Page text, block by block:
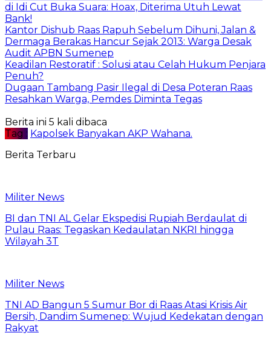
di Idi Cut Buka Suara: Hoax, Diterima Utuh Lewat
Bank!
Kantor Dishub Raas Rapuh Sebelum Dihuni, Jalan &
Dermaga Berakas Hancur Sejak 2013: Warga Desak
Audit APBN Sumenep
Keadilan Restoratif : Solusi atau Celah Hukum Penjara
Penuh?
Dugaan Tambang Pasir Ilegal di Desa Poteran Raas
Resahkan Warga, Pemdes Diminta Tegas
Berita ini 5 kali dibaca
Tag : Kapolsek Banyakan AKP Wahana.
Berita Terbaru
Militer News
BI dan TNI AL Gelar Ekspedisi Rupiah Berdaulat di
Pulau Raas: Tegaskan Kedaulatan NKRI hingga
Wilayah 3T
Militer News
TNI AD Bangun 5 Sumur Bor di Raas Atasi Krisis Air
Bersih, Dandim Sumenep: Wujud Kedekatan dengan
Rakyat